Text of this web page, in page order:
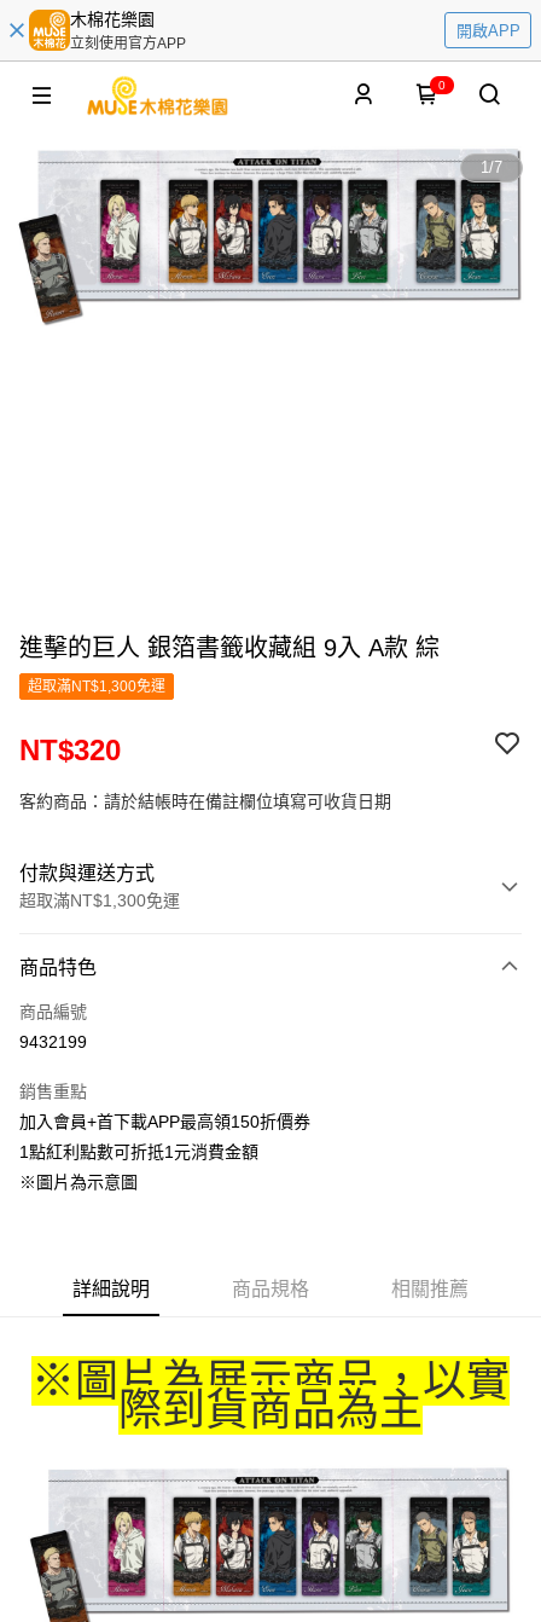
木棉花樂園
立刻使用官方APP
開啟APP
0
1/7
進擊的巨人 銀箔書籤收藏組 9入 A款 綜
超取滿NT$1,300免運
NT$320
客約商品：請於結帳時在備註欄位填寫可收貨日期
付款與運送方式
超取滿NT$1,300免運
信用卡一次付款
超商取貨付款
Apple Pay
悠遊付
貨到付款
運送方式
全家取貨付款
每筆NT$65，滿NT$1,300(含以上)免運費
付款後全家取貨
每筆NT$65，滿NT$1,300(含以上)免運費
(不開放使用，請勿選取）
每筆NT$9,999
商品特色
商品編號
9432199
銷售重點
加入會員+首下載APP最高領150折價券
1點紅利點數可折抵1元消費金額
※圖片為示意圖
詳細說明 商品規格 相關推薦
※圖片為展示商品，以實
際到貨商品為主